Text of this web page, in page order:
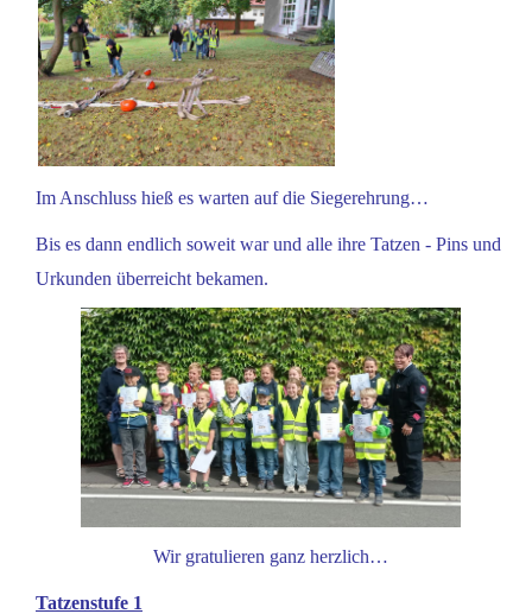
Im Anschluss hieß es warten auf die Siegerehrung…
Bis es dann endlich soweit war und alle ihre Tatzen - Pins und
Urkunden überreicht bekamen.
Wir gratulieren ganz herzlich…
Tatzenstufe 1